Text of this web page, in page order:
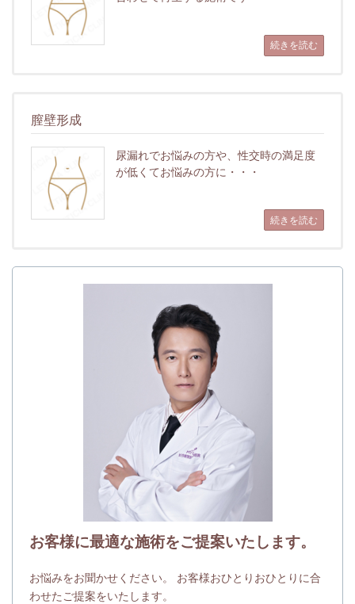
続きを読む
膣壁形成
尿漏れでお悩みの方や、性交時の満足度
が低くてお悩みの方に・・・
続きを読む
お客様に最適な施術をご提案いたします。
お悩みをお聞かせください。 お客様おひとりおひとりに合
わせたご提案をいたします。